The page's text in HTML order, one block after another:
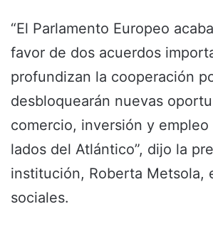
“El Parlamento Europeo
favor de dos acuerdos
profundizan la cooperación
desbloquearán nuevas
comercio, inversión y empleo
lados del Atlántico”, dijo la
institución, Roberta Metsola,
sociales.